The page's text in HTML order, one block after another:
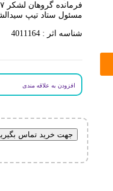
فرمانده گروهان لشکر ۲۷ محمد رسول الله(ص)
مسئول ستاد تیپ
شناسه اثر : 4011164
افزودن به علاقه مندی
جهت خرید تماس